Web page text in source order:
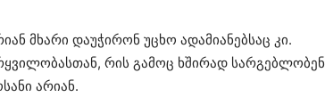
მხარი დაუჭირონ უცხო ადამიანებსაც კი.
რის გამოც ხშირად სარგებლობენ
არიან.